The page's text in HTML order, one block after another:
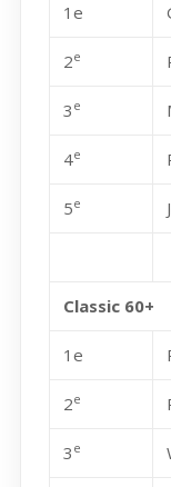
1e
2e
3 e
4e
5e
Classic 60+
1e
2e
3 e